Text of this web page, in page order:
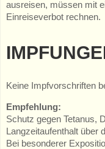
ausreisen, müssen mit
Einreiseverbot rechnen.
Keine Impfvorschriften
Empfehlung:
Schutz gegen Tetanus,
Langzeitaufenthalt über
Bei besonderer